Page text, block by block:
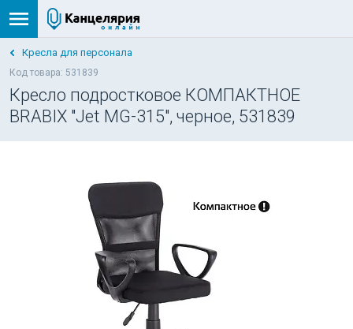
Кресла для персонала
Код товара: 531839
Кресло подростковое КОМПАКТНОЕ
BRABIX "Jet MG-315", черное, 531839